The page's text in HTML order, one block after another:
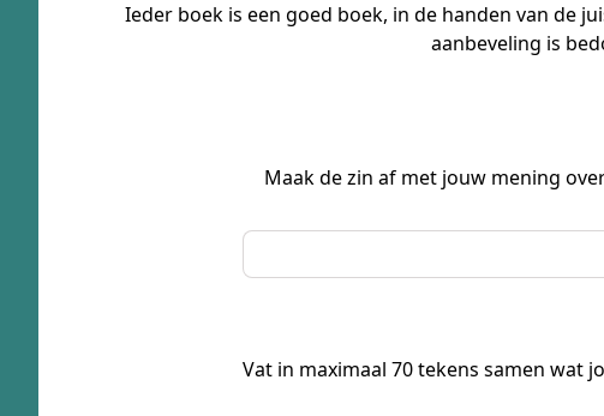
Ieder boek is een goed boek, in de handen van de
aanbeveling is
Maak de zin af met jouw mening
Vat in maximaal 70 tekens samen wat